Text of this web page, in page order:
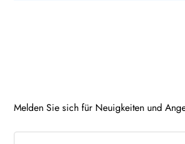
Melden Sie sich für Neuigkeiten und